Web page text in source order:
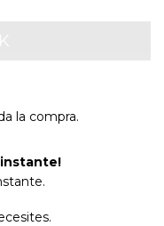
la compra.